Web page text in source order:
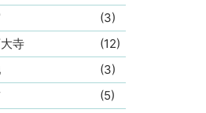
(3)
寺
(12)
(3)
(5)